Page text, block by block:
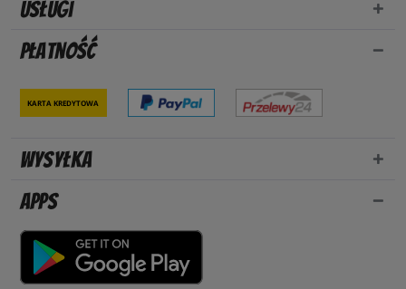
Usługi
Płatność
Karta kredytowa
Wysyłka
Apps